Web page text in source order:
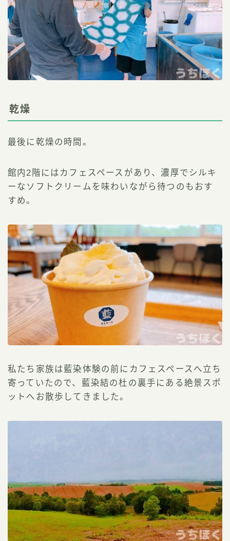
乾燥
最後に乾燥の時間。
館内2階にはカフェスペースがあり、濃厚でシルキ
ーなソフトクリームを味わいながら待つのもおす
すめ。
私たち家族は藍染体験の前にカフェスペースへ立ち
寄っていたので、藍染結の杜の裏手にある絶景スポ
ットへお散歩してきました。